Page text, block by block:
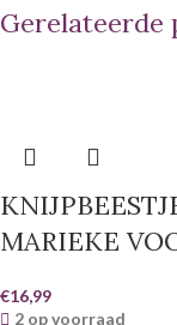
Gerelateerde
MARIEKE
€16,99
2 op voorraad